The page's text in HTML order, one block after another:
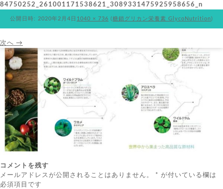
84750252_261001171538621_3089331475925958656_n
公開日時: 2020年2月4日 1040 × 736 (糖鎖グリカン栄養素 GlycoNutrition)
次へ →
コメントを残す
メールアドレスが公開されることはありません。
* が付いている欄は
必須項目です